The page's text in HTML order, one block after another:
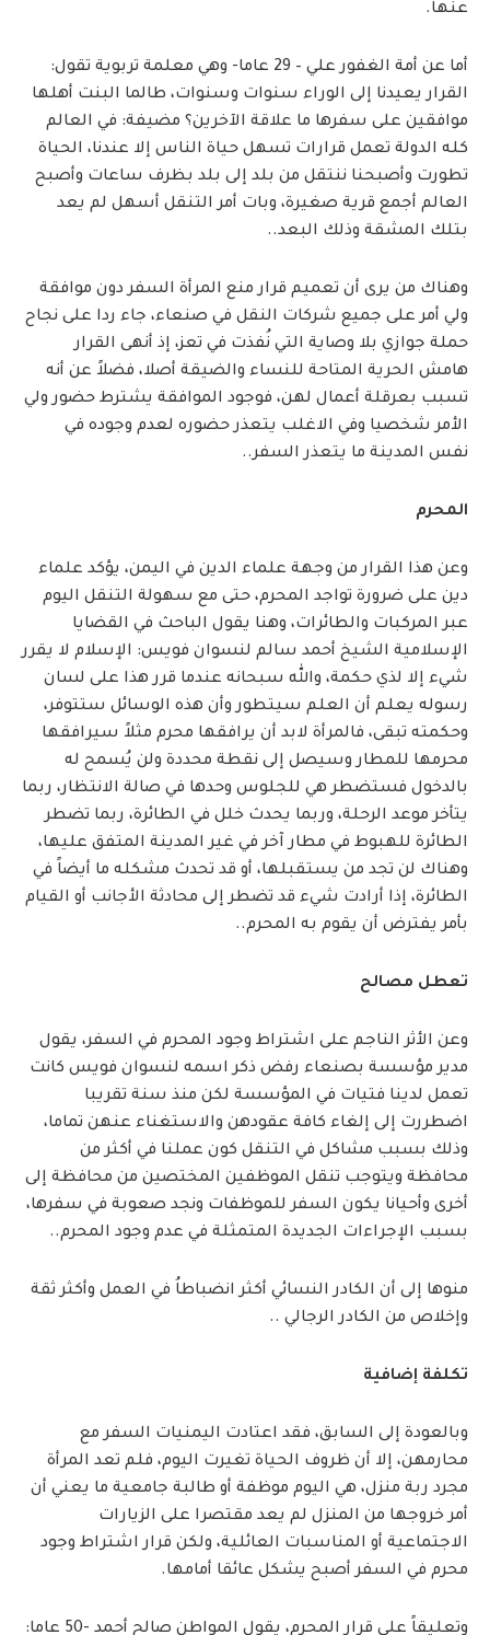
عنها.
أما عن أمة الغفور علي – 29 عاما- وهي معلمة تربوية تقول:
القرار يعيدنا إلى الوراء سنوات وسنوات، طالما البنت أهلها
موافقين على سفرها ما علاقة الآخرين؟ مضيفة: في العالم
كله الدولة تعمل قرارات تسهل حياة الناس إلا عندنا، الحياة
تطورت وأصبحنا ننتقل من بلد إلى بلد بظرف ساعات وأصبح
العالم أجمع قرية صغيرة، وبات أمر التنقل أسهل لم يعد
بتلك المشقة وذلك البعد..
وهناك من يرى أن تعميم قرار منع المرأة السفر دون موافقة
ولي أمر على جميع شركات النقل في صنعاء، جاء ردا على نجاح
حملة جوازي بلا وصاية التي نُفذت في تعز، إذ أنهى القرار
هامش الحرية المتاحة للنساء والضيقة أصلا، فضلاً عن أنه
تسبب بعرقلة أعمال لهن، فوجود الموافقة يشترط حضور ولي
الأمر شخصيا وفي الاغلب يتعذر حضوره لعدم وجوده في
نفس المدينة ما يتعذر السفر..
المحرم
وعن هذا القرار من وجهة علماء الدين في اليمن، يؤكد علماء
دين على ضرورة تواجد المحرم، حتى مع سهولة التنقل اليوم
عبر المركبات والطائرات، وهنا يقول الباحث في القضايا
الإسلامية الشيخ أحمد سالم لنسوان فويس: الإسلام لا يقرر
شيء إلا لذي حكمة، والله سبحانه عندما قرر هذا على لسان
رسوله يعلم أن العلم سيتطور وأن هذه الوسائل ستتوفر،
وحكمته تبقى، فالمرأة لابد أن يرافقها محرم مثلاً سيرافقها
محرمها للمطار وسيصل إلى نقطة محددة ولن يُسمح له
بالدخول فستضطر هي للجلوس وحدها في صالة الانتظار، ربما
يتأخر موعد الرحلة، وربما يحدث خلل في الطائرة، ربما تضطر
الطائرة للهبوط في مطار آخر في غير المدينة المتفق عليها،
وهناك لن تجد من يستقبلها، أو قد تحدث مشكله ما أيضاً في
الطائرة، إذا أرادت شيء قد تضطر إلى محادثة الأجانب أو القيام
بأمر يفترض أن يقوم به المحرم..
تعطل مصالح
وعن الأثر الناجم على اشتراط وجود المحرم في السفر، يقول
مدير مؤسسة بصنعاء رفض ذكر اسمه لنسوان فويس كانت
تعمل لدينا فتيات في المؤسسة لكن منذ سنة تقريبا
اضطررت إلى إلغاء كافة عقودهن والاستغناء عنهن تماما،
وذلك بسبب مشاكل في التنقل كون عملنا في أكثر من
محافظة ويتوجب تنقل الموظفين المختصين من محافظة إلى
أخرى وأحيانا يكون السفر للموظفات ونجد صعوبة في سفرها،
بسبب الإجراءات الجديدة المتمثلة في عدم وجود المحرم..
منوها إلى أن الكادر النسائي أكثر انضباطاُ في العمل وأكثر ثقة
وإخلاص من الكادر الرجالي ..
تكلفة إضافية
وبالعودة إلى السابق، فقد اعتادت اليمنيات السفر مع
محارمهن، إلا أن ظروف الحياة تغيرت اليوم، فلم تعد المرأة
مجرد ربة منزل، هي اليوم موظفة أو طالبة جامعية ما يعني أن
أمر خروجها من المنزل لم يعد مقتصرا على الزيارات
الاجتماعية أو المناسبات العائلية، ولكن قرار اشتراط وجود
محرم في السفر أصبح يشكل عائقا أمامها.
وتعليقاً على قرار المحرم، يقول المواطن صالح أحمد -50 عاما: